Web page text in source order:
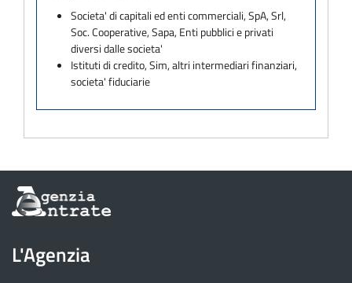
Societa' di capitali ed enti commerciali, SpA, Srl,
Soc. Cooperative, Sapa, Enti pubblici e privati
diversi dalle societa'
Istituti di credito, Sim, altri intermediari finanziari,
societa' fiduciarie
Informazioni
sul
dell'Agenzia
delle
L'Agenzia